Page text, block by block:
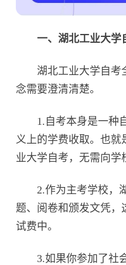
一、湖北工业大学
湖北工业大学自考
念需要澄清清楚。
1.自考本身是一种自
义上的学费收取。也就
业大学自考，无需向学
2.作为主考学校，湖
题、阅卷和颁发文凭，
试费中。
3.如果你参加了社会